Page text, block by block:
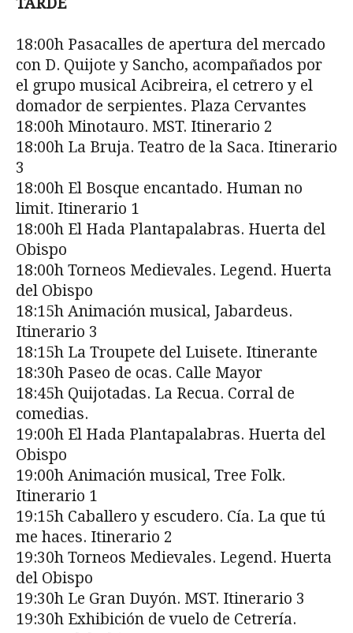
18:00h Pasacalles de apertura del mercado
con D. Quijote y Sancho, acompañados por
el grupo musical Acibreira, el cetrero y el
domador de serpientes. Plaza Cervantes
18:00h Minotauro. MST. Itinerario 2
18:00h La Bruja. Teatro de la Saca. Itinerario
3
18:00h El Bosque encantado. Human no
limit. Itinerario 1
18:00h El Hada Plantapalabras. Huerta del
Obispo
18:00h Torneos Medievales. Legend. Huerta
del Obispo
18:15h Animación musical, Jabardeus.
Itinerario 3
18:15h La Troupete del Luisete. Itinerante
18:30h Paseo de ocas. Calle Mayor
18:45h Quijotadas. La Recua. Corral de
comedias.
19:00h El Hada Plantapalabras. Huerta del
Obispo
19:00h Animación musical, Tree Folk.
Itinerario 1
19:15h Caballero y escudero. Cía. La que tú
me haces. Itinerario 2
19:30h Torneos Medievales. Legend. Huerta
del Obispo
19:30h Le Gran Duyón. MST. Itinerario 3
19:30h Exhibición de vuelo de Cetrería.